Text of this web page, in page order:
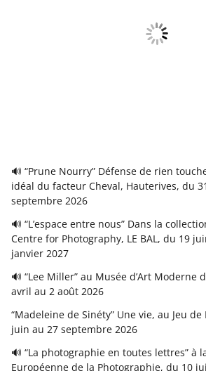
🔊 “Prune Nourry” Défense de rien
idéal du facteur Cheval, Hauterives, du
septembre 2026
🔊 “L’espace entre nous” Dans la
Centre for Photography, LE BAL, du 19
janvier 2027
🔊 “Lee Miller” au Musée d’Art Moderne
avril au 2 août 2026
“Madeleine de Sinéty” Une vie, au Jeu
juin au 27 septembre 2026
🔊 “La photographie en toutes lettres” à
Européenne de la Photographie, du 10